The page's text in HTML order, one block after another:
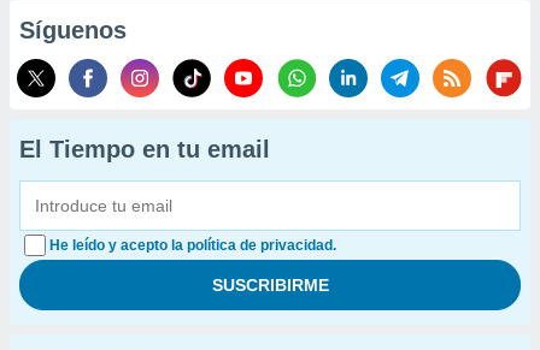
Síguenos
El Tiempo en tu email
He leído y acepto la política de privacidad.